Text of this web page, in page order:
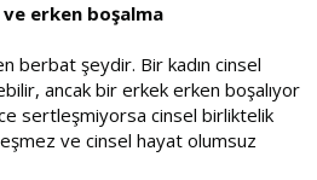
erken boşalma
berbat şeydir. Bir kadın cinsel
ancak bir erkek erken boşalıyor
sertleşmiyorsa cinsel birliktelik
ve cinsel hayat olumsuz